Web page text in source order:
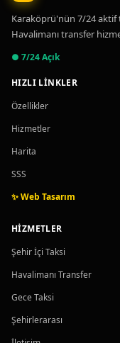
Karaköprü'nün 7/24 aktif
Havalimanı transfer
● 7/24 Açık
HIZLI LINKLER
Özellikler
Hizmetler
Harita
SSS
✨ Web Tasarım
HIZMETLER
Şehir İçi Taksi
Havalimanı Transfer
Gece Taksi
Şehirlerarası